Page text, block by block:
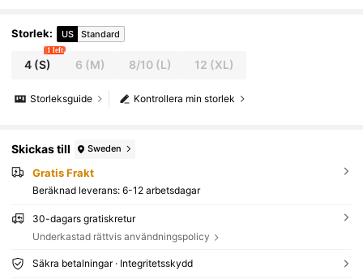
Storlek: US Standard
4 (S)
1 left
6 (M) 8/10(L) 12 (XL)
Kontrollera min storlek
Storleksguide
Skickas till Sweden
Gratis Frakt
Beräknad leverans: 6-12 arbetsdagar
30-dagars gratiskretur
Underkastad rättvis användningspolicy
Säkra betalningar · Integritetsskydd